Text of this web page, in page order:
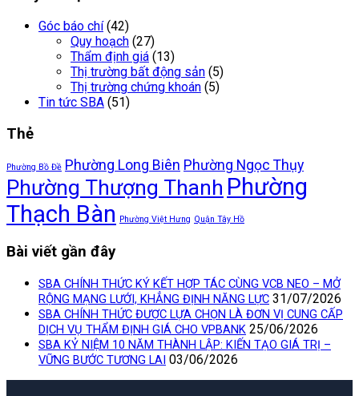
Góc báo chí (42)
Quy hoạch (27)
Thẩm định giá (13)
Thị trường bất động sản (5)
Thị trường chứng khoán (5)
Tin tức SBA (51)
Thẻ
Phường Bồ Đề Phường Long Biên Phường Ngọc Thụy
Phường Thượng Thanh Phường
Thạch Bàn
Phường Việt Hưng Quận Tây Hồ
Bài viết gần đây
SBA CHÍNH THỨC KÝ KẾT HỢP TÁC CÙNG VCB NEO – MỞ
RỘNG MẠNG LƯỚI, KHẲNG ĐỊNH NĂNG LỰC 31/07/2026
SBA CHÍNH THỨC ĐƯỢC LỰA CHỌN LÀ ĐƠN VỊ CUNG CẤP
DỊCH VỤ THẨM ĐỊNH GIÁ CHO VPBANK 25/06/2026
SBA KỶ NIỆM 10 NĂM THÀNH LẬP: KIẾN TẠO GIÁ TRỊ –
VỮNG BƯỚC TƯƠNG LAI 03/06/2026